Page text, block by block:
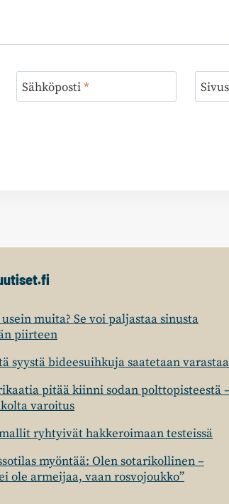
Sähköposti*
muita? Se voi paljastaa sinusta
piirteen
syystä bideesuihkuja saatetaan varastaa
pitää kiinni sodan polttopisteestä –
varoitus
ryhtyivät hakkeroimaan testeissä
myöntää: Olen sotarikollinen –
ole armeijaa, vaan rosvojoukko”